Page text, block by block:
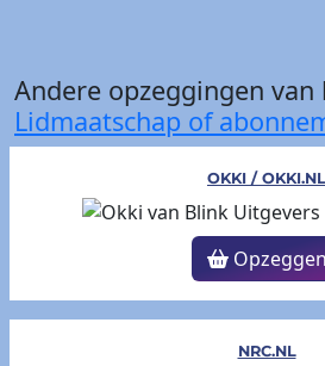
Andere opzeggingen van
Lidmaatschap of
OKKI / OKKI.NL
Opzeggen
NRC.NL